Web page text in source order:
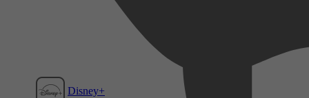
Disney+